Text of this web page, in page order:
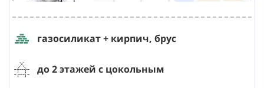
газосиликат + кирпич, брус
до 2 этажей с цокольным